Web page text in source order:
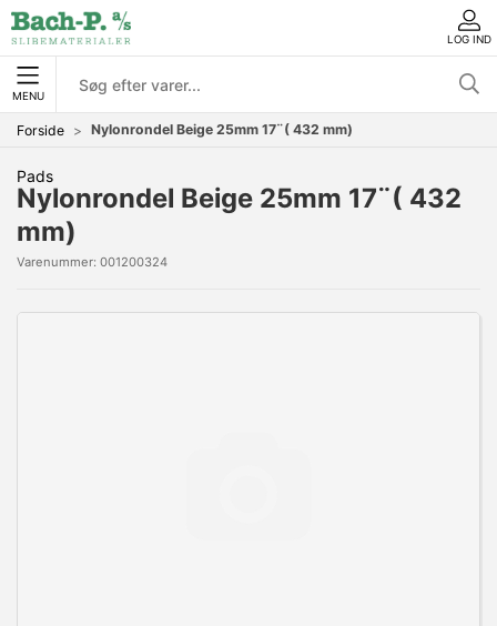
LOG IND
MENU
Forside Nylonrondel Beige 25mm 17¨( 432 mm)
Pads
Nylonrondel Beige 25mm 17¨( 432
mm)
Varenummer: 001200324